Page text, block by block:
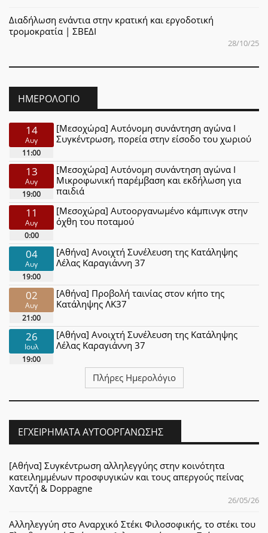
Διαδήλωση ενάντια στην κρατική και εργοδοτική
τρομοκρατία | ΣΒΕΔΙ
28/10/25
ΗΜΕΡΟΛΌΓΙΟ
14
Αυγ
11:00
[Μεσοχώρα] Αυτόνομη συνάντηση αγώνα Ι
Συγκέντρωση, πορεία στην είσοδο του χωριού
13
Αυγ
19:00
[Μεσοχώρα] Αυτόνομη συνάντηση αγώνα Ι
Μικροφωνική παρέμβαση και εκδήλωση για
παιδιά
11
Αυγ
0:00
[Μεσοχώρα] Αυτοοργανωμένο κάμπινγκ στην
όχθη του ποταμού
04
Αυγ
19:00
[Αθήνα] Ανοιχτή Συνέλευση της Κατάληψης
Λέλας Καραγιάννη 37
02
Αυγ
21:00
[Αθήνα] Προβολή ταινίας στον κήπο της
Κατάληψης ΛΚ37
26
Ιουλ
19:00
[Αθήνα] Ανοιχτή Συνέλευση της Κατάληψης
Λέλας Καραγιάννη 37
Πλήρες Ημερολόγιο
ΕΓΧΕΙΡΉΜΑΤΑ ΑΥΤΟΟΡΓΆΝΩΣΗΣ
[Αθήνα] Συγκέντρωση αλληλεγγύης στην κοινότητα
κατειλημμένων προσφυγικών και τους απεργούς πείνας
Χαντζή & Doppagne
26/05/26
Αλληλεγγύη στο Αναρχικό Στέκι Φιλοσοφικής, το στέκι του